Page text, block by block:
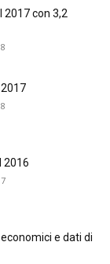
2017 con 3,2
2016
e dati di